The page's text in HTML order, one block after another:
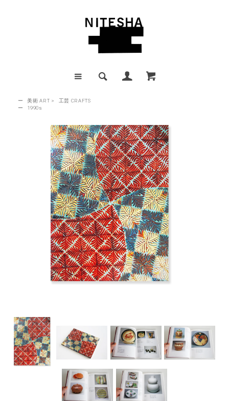
ー 美術 ART >
工芸 CRAFTS
ー
1990s